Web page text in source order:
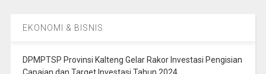
EKONOMI & BISNIS
DPMPTSP Provinsi Kalteng Gelar Rakor Investasi Pengisian